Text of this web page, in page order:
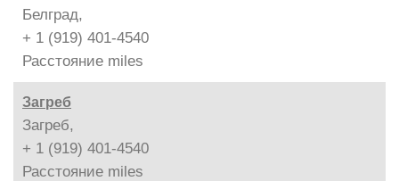
Белград,
+ 1 (919) 401-4540
Расстояние miles
Загреб
Загреб,
+ 1 (919) 401-4540
Расстояние miles